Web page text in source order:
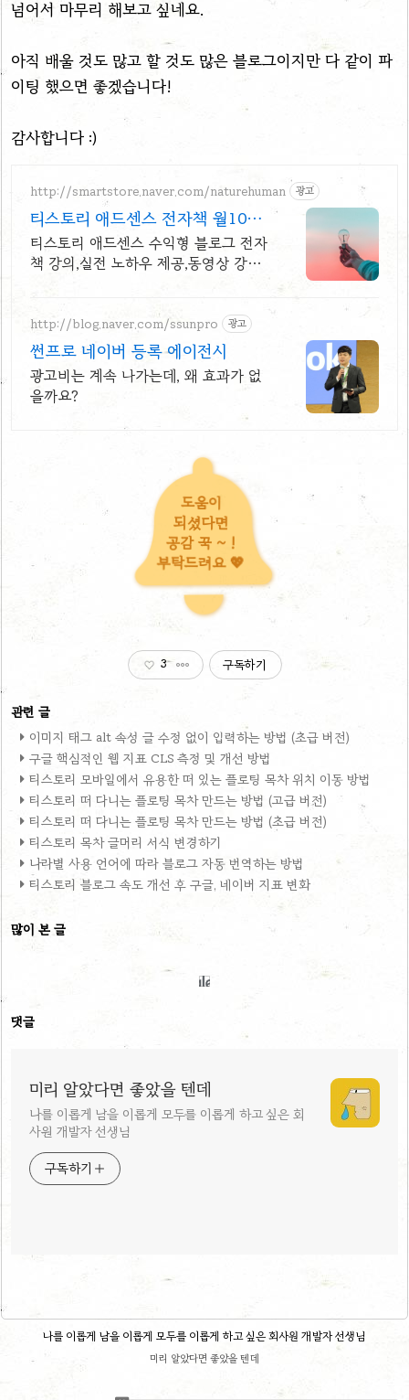
넘어서 마무리 해보고 싶네요.
아직 배울 것도 많고 할 것도 많은 블로그이지만 다 같이 파
이팅 했으면 좋겠습니다!
감사합니다 :)
http://smartstore.naver.com/naturehuman 광고
티스토리 애드센스 전자책 월100
만원 고정 수익발생!
티스토리 애드센스 수익형 블로그 전자
책 강의,실전 노하우 제공,동영상 강의
게 배워요!
http://blog.naver.com/ssunpro 광고
썬프로 네이버 등록 에이전시
광고비는 계속 나가는데, 왜 효과가 없
을까요?
도움이
되셨다면
공감 꾹 ~ !
부탁드려요 💖
3 구독하기
이미지 태그 alt 속성 글 수정 없이 입력하는 방법 (초급 버전)
구글 핵심적인 웹 지표 CLS 측정 및 개선 방법
티스토리 모바일에서 유용한 떠 있는 플로팅 목차 위치 이동 방법
티스토리 떠 다니는 플로팅 목차 만드는 방법 (고급 버전)
티스토리 떠 다니는 플로팅 목차 만드는 방법 (초급 버전)
티스토리 목차 글머리 서식 변경하기
나라별 사용 언어에 따라 블로그 자동 번역하는 방법
티스토리 블로그 속도 개선 후 구글, 네이버 지표 변화
많이 본 글
댓글
미리 알았다면 좋았을 텐데
나를 이롭게 남을 이롭게 모두를 이롭게 하고 싶은 회
사원 개발자 선생님
구독하기
나를 이롭게 남을 이롭게 모두를 이롭게 하고 싶은 회사원 개발자 선생님
미리 알았다면 좋았을 텐데